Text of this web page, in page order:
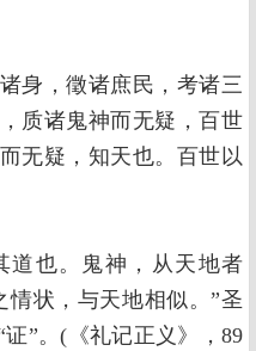
身，徵诸庶民，考诸三
质诸鬼神而无疑，百世
无疑，知天也。百世以
道也。鬼神，从天地者
情状，与天地相似。”圣
”。(《礼记正义》，89